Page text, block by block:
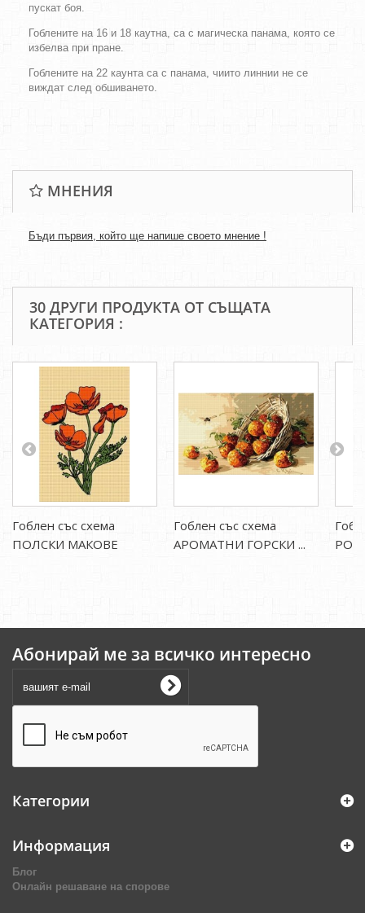
пускат боя.
Гоблените на 16 и 18 каутна, са с магическа панама, която се
избелва при пране.
Гоблените на 22 каунта са с панама, чиито линнии не се
виждат след обшиването.
МНЕНИЯ
Бъди първия, който ще напише своето мнение !
30 ДРУГИ ПРОДУКТА ОТ СЪЩАТА
КАТЕГОРИЯ :
Гоблен със схема
ПОЛСКИ МАКОВЕ
Гоблен със схема
АРОМАТНИ ГОРСКИ ...
Абонирай ме за всичко интересно
Категории
Информация
Блог
Онлайн решаване на спорове